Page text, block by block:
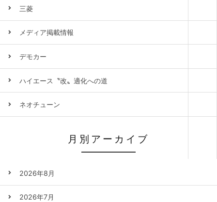
三菱
メディア掲載情報
デモカー
ハイエース〝改〟適化への道
ネオチューン
月別アーカイブ
2026年8月
2026年7月